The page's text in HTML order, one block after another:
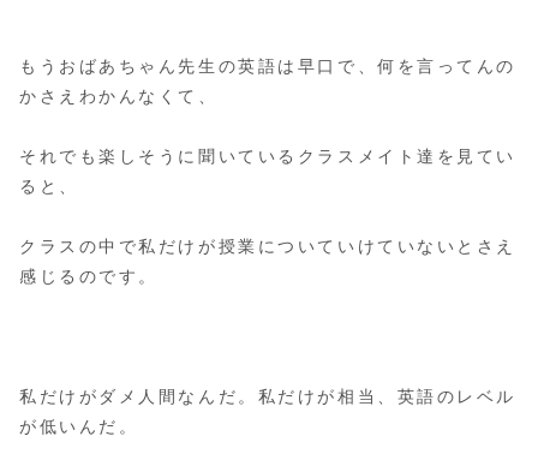
もうおばあちゃん先生の英語は早口で、何を言ってんの
かさえわかんなくて、
それでも楽しそうに聞いているクラスメイト達を見てい
ると、
クラスの中で私だけが授業についていけていないとさえ
感じるのです。
私だけがダメ人間なんだ。私だけが相当、英語のレベル
が低いんだ。